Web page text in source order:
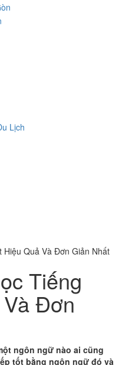
Lịch
Hiệu Quả Và Đơn Giản Nhất
Tiếng
Đơn
ngôn ngữ nào ai cũng
tốt bằng ngôn ngữ đó và